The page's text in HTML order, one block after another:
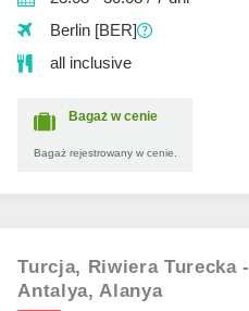
Berlin [BER]
all inclusive
Bagaż w cenie
Bagaż rejestrowany w cenie.
Turcja, Riwiera Turecka -
Antalya,Alanya